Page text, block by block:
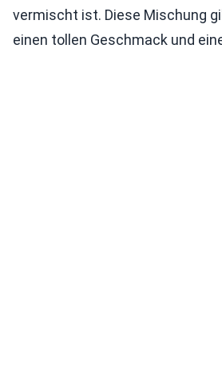
vermischt ist. Diese Mischung
einen tollen Geschmack und